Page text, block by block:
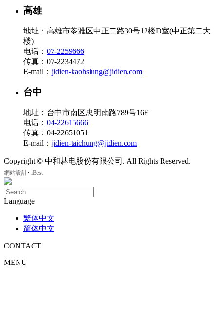
高雄
地址：高雄市苓雅区中正二路30号12楼D室(中正第二大
楼)
电话： 07-2259666
传真：07-2234472
E-mail： jidien-kaohsiung@jidien.com
台中
地址：台中市南区忠明南路789号16F
电话： 04-22615666
传真：04-22651051
E-mail： jidien-taichung@jidien.com
Copyright © 中和碁电股份有限公司. All Rights Reserved.
網站設計‧ iBest
Language
繁体中文
简体中文
CONTACT
MENU